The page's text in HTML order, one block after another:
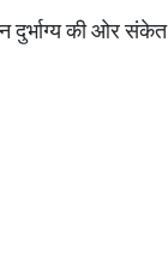
दुर्भाग्य की ओर संकेत